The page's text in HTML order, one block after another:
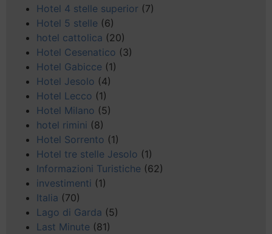
Hotel 4 stelle superior (7)
Hotel 5 stelle (6)
hotel cattolica (20)
Hotel Cesenatico (3)
Hotel Gabicce (1)
Hotel Jesolo (4)
Hotel Lecco (1)
Hotel Milano (5)
hotel rimini (8)
Hotel Sorrento (1)
Hotel tre stelle Jesolo (1)
Informazioni Turistiche (62)
investimenti (1)
Italia (70)
Lago di Garda (5)
Last Minute (81)